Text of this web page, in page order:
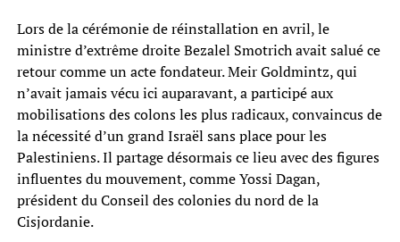
Lors de la cérémonie de réinstallation en avril, le
ministre d’extrême droite Bezalel Smotrich avait salué ce
retour comme un acte fondateur. Meir Goldmintz, qui
n’avait jamais vécu ici auparavant, a participé aux
mobilisations des colons les plus radicaux, convaincus de
la nécessité d’un grand Israël sans place pour les
Palestiniens. Il partage désormais ce lieu avec des figures
influentes du mouvement, comme Yossi Dagan,
président du Conseil des colonies du nord de la
Cisjordanie.